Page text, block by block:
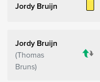
Jordy Bruijn
Jordy Bruijn
Thomas
Bruns